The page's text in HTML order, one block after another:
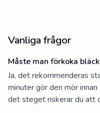
Vanliga frågor
Måste man förkoka
Ja, det rekommenderas
minuter gör den mör
det steget riskerar du att